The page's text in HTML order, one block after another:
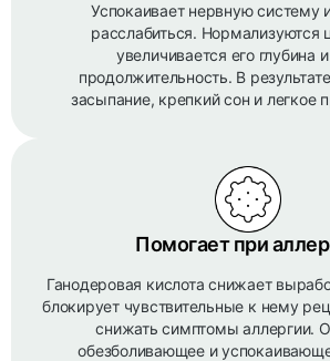
Успокаивает нервную систему
расслабиться. Нормализуются
увеличивается его глубина
продолжительность. В
засыпание, крепкий сон и легкое
Помогает при
Ганодеровая кислота снижает
блокирует чувствительные к нему
снижать симптомы аллергии.
обезболивающее и